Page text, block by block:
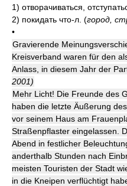
1) отворачиваться,
2) покидать что-л. (город,
•
Gravierende
Kreisverband waren für den
Anlass, in diesem Jahr der
2001)
Mehr Licht! Die Freunde des
haben die letzte Äußerung
vor seinem Haus am
Straßenpflaster eingelassen.
Abend in festlicher
anderthalb Stunden nach
meisten Touristen der Stadt
in die Kneipen verflüchtigt